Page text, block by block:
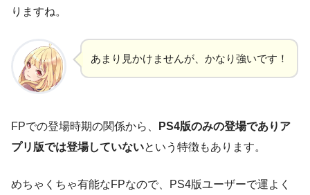
りますね。
あまり見かけませんが、かなり強いです！
FPでの登場時期の関係から、
PS4版のみの登場でありア
プリ版では登場していないという特徴もあります。
めちゃくちゃ有能なFPなので、PS4版ユーザーで運よく